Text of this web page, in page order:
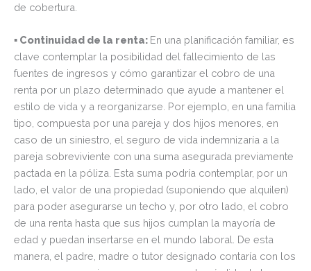
de cobertura.
▪ Continuidad de la renta: En una planificación familiar, es
clave contemplar la posibilidad del fallecimiento de las
fuentes de ingresos y cómo garantizar el cobro de una
renta por un plazo determinado que ayude a mantener el
estilo de vida y a reorganizarse. Por ejemplo, en una familia
tipo, compuesta por una pareja y dos hijos menores, en
caso de un siniestro, el seguro de vida indemnizaría a la
pareja sobreviviente con una suma asegurada previamente
pactada en la póliza. Esta suma podría contemplar, por un
lado, el valor de una propiedad (suponiendo que alquilen)
para poder asegurarse un techo y, por otro lado, el cobro
de una renta hasta que sus hijos cumplan la mayoría de
edad y puedan insertarse en el mundo laboral. De esta
manera, el padre, madre o tutor designado contaría con los